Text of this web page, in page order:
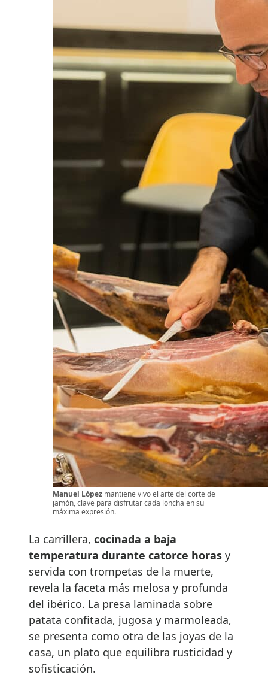
Manuel López mantiene vivo el arte del corte de
jamón, clave para disfrutar cada loncha en su
máxima expresión.
La carrillera, cocinada a baja
temperatura durante catorce horas y
servida con trompetas de la muerte,
revela la faceta más melosa y profunda
del ibérico. La presa laminada sobre
patata confitada, jugosa y marmoleada,
se presenta como otra de las joyas de la
casa, un plato que equilibra rusticidad y
sofisticación.